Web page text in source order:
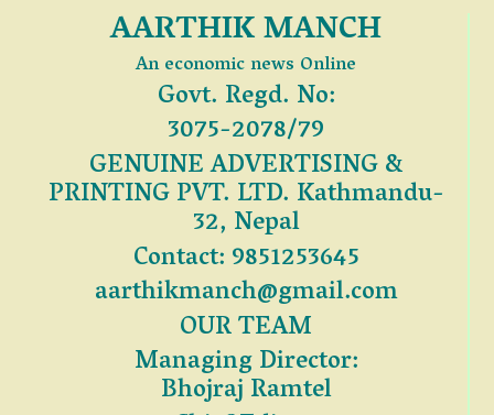
AARTHIK MANCH
An economic news Online
Govt. Regd. No:
3075-2078/79
GENUINE ADVERTISING &
PRINTING PVT. LTD. Kathmandu-
32, Nepal
Contact: 9851253645
aarthikmanch@gmail.com
OUR TEAM
Managing Director:
Bhojraj Ramtel